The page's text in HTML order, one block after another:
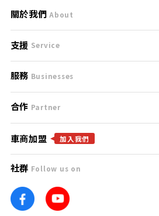
關於我們 About
刊登規範
服務條款
免責聲明
隱私權政策
團隊
車訊網
支援 Service
支援中心
聯絡我們
服務 Businesses
什麼是Goo鑑定？
找好車
找好店
找海外車
合作 Partner
合作夥伴
廣告合作
車商加盟 加入我們
社群 Follow us on